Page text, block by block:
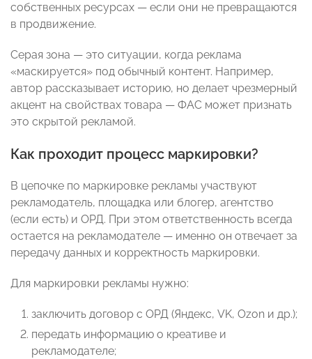
собственных ресурсах — если они не превращаются
в продвижение.
Серая зона — это ситуации, когда реклама
«маскируется» под обычный контент. Например,
автор рассказывает историю, но делает чрезмерный
акцент на свойствах товара — ФАС может признать
это скрытой рекламой.
Как проходит процесс маркировки?
В цепочке по маркировке рекламы участвуют
рекламодатель, площадка или блогер, агентство
(если есть) и ОРД. При этом ответственность всегда
остается на рекламодателе — именно он отвечает за
передачу данных и корректность маркировки.
Для маркировки рекламы нужно:
заключить договор с ОРД (Яндекс, VK, Ozon и др.);
передать информацию о креативе и
рекламодателе;